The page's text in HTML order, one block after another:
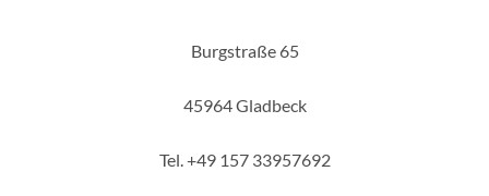
Burgstraße 65
45964 Gladbeck
Tel. +49 157 33957692